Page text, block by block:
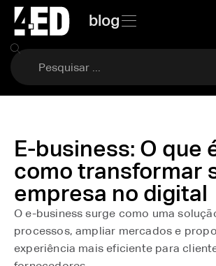
blog
E-business: O que
como transformar
empresa no digital
O e-business surge como uma
processos, ampliar mercados e
experiência mais eficiente para